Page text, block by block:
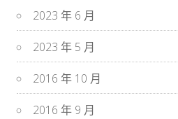
2023 年 6 月
2023 年 5 月
2016 年 10 月
2016 年 9 月